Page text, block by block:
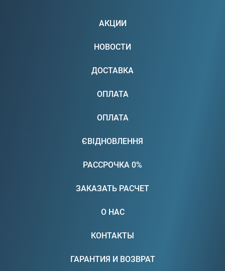
АКЦИИ
НОВОСТИ
ДОСТАВКА
ОПЛАТА
ОПЛАТА
ЄВІДНОВЛЕННЯ
РАССРОЧКА 0%
ЗАКАЗАТЬ РАСЧЕТ
О НАС
КОНТАКТЫ
ГАРАНТИЯ И ВОЗВРАТ